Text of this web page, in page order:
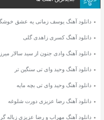
دانلود آهنگ یوسف زمانی یه عشق
دانلود آهنگ کسری زاهدی گلی
دانلود آهنگ وادی جنون از سید سالار
دانلود آهنگ وحید وای تی سنگین تر
دانلود آهنگ وحید وای تی بچه مایه
دانلود آهنگ رضا عزیزی دورت شلوغه
دانلود آهنگ مهراب و رضا عزیزی زباله